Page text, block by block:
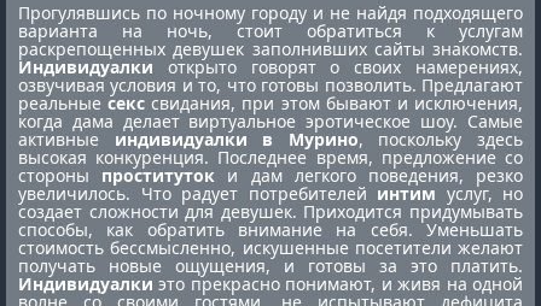
Прогулявшись по ночному городу и не найдя подходящего
варианта на ночь, стоит обратиться к услугам
раскрепощенных девушек заполнивших сайты знакомств.
Индивидуалки открыто говорят о своих намерениях,
озвучивая условия и то, что готовы позволить. Предлагают
реальныесекс свидания, при этом бывают и исключения,
когда дама делает виртуальное эротическое шоу. Самые
активные индивидуалки в Мурино, поскольку здесь
высокая конкуренция. Последнее время, предложение со
стороны проституток и дам легкого поведения, резко
увеличилось. Что радует потребителей интим услуг, но
создает сложности для девушек. Приходится придумывать
способы, как обратить внимание на себя. Уменьшать
стоимость бессмысленно, искушенные посетители желают
получать новые ощущения, и готовы за это платить.
Индивидуалки это прекрасно понимают, и живя на одной